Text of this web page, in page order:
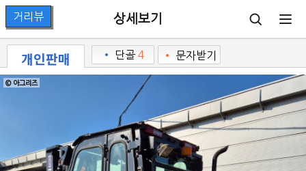
상세보기
개인판매 • 단골 4 • 문자받기
© 아그리즈